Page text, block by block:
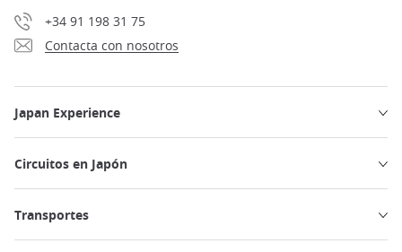
+34 91 198 31 75
Contacta con nosotros
Japan Experience
Circuitos en Japón
Transportes